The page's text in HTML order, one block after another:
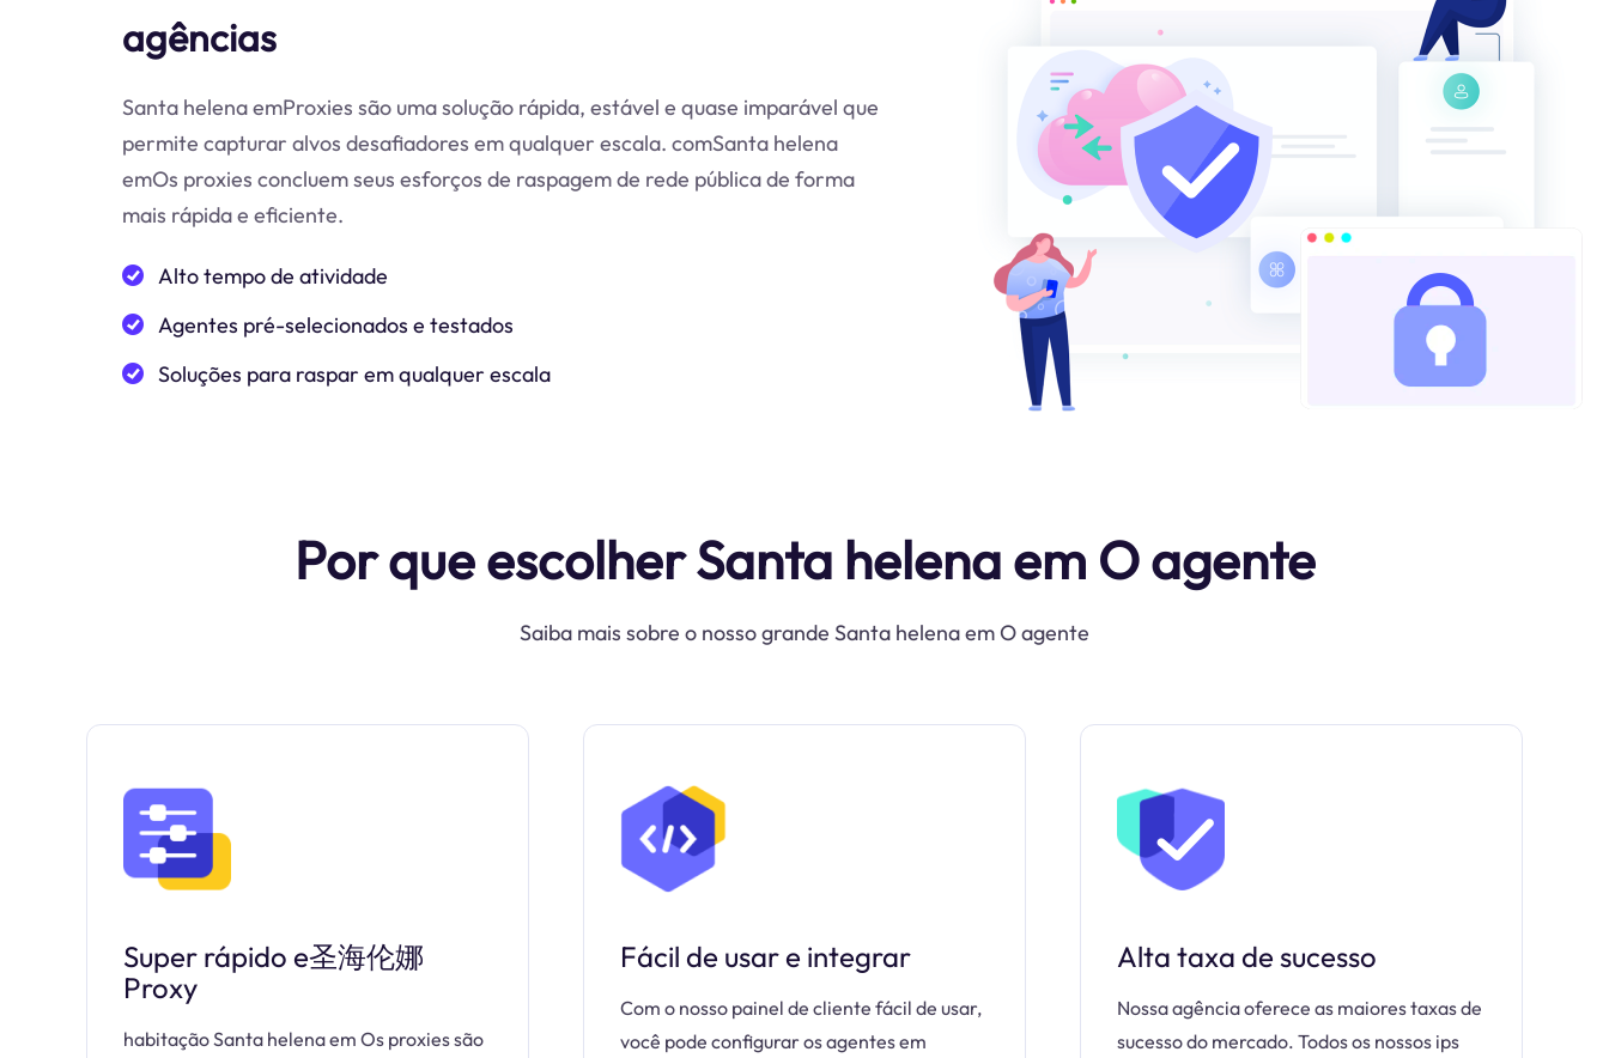
agências
Santa helena emProxies são uma solução rápida, estável e quase imparável que
permite capturar alvos desafiadores em qualquer escala. comSanta helena
emOs proxies concluem seus esforços de raspagem de rede pública de forma
mais rápida e eficiente.
Alto tempo de atividade
Agentes pré-selecionados e testados
Soluções para raspar em qualquer escala
Por que escolher Santa helena em O agente
Saiba mais sobre o nosso grande Santa helena em O agente
Super rápido e圣海伦娜
Proxy
habitação Santa helena em Os proxies são
Fácil de usar e integrar
Com o nosso painel de cliente fácil de usar,
você pode configurar os agentes em
Alta taxa de sucesso
Nossa agência oferece as maiores taxas de
sucesso do mercado. Todos os nossos ips